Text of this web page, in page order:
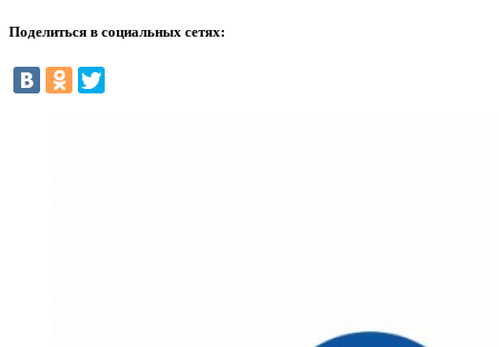
Поделиться в социальных сетях: